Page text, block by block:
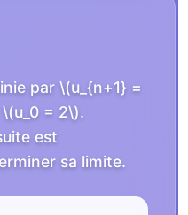
par \(u_{n+1} =
= 2\).
est
sa limite.